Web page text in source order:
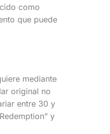
como
que puede
mediante
original no
entre 30 y
y